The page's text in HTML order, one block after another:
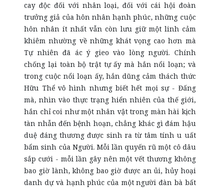
cay độc đối với nhân loại, đối với cái hội đoàn
trưởng giả của hôn nhân hạnh phúc, những cuộc
hôn nhân ít nhất vẫn còn lưu giữ một linh cảm
khiêm nhường về những khát vọng cao hơn mà
Tự nhiên đã ác ý gieo vào lòng người. Chính
chống lại toàn bộ trật tự ấy mà hắn nổi loạn; và
trong cuộc nổi loạn ấy, hắn dũng cảm thách thức
Hữu Thể vô hình nhưng biết hết mọi sự - Đấng
mà, nhìn vào thực trạng hiển nhiên của thế giới,
hắn chỉ coi như một nhân vật trong màn hài kịch
tàn nhẫn đến bệnh hoạn, chẳng khác gì đám hậu
duệ đáng thương được sinh ra từ tâm tính u uất
bẩm sinh của Người. Mỗi lần quyến rũ một cô dâu
sắp cưới - mỗi lần gây nên một vết thương không
bao giờ lành, không bao giờ được an ủi, hủy hoại
danh dự và hạnh phúc của một người đàn bà bất